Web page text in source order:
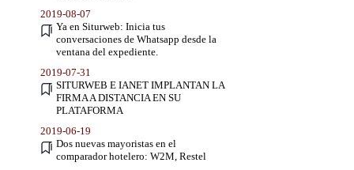
2019-08-07
Ya en Siturweb: Inicia tus
conversaciones de Whatsapp desde la
ventana del expediente.
2019-07-31
SITURWEB E IANET IMPLANTAN LA
FIRMA A DISTANCIA EN SU
PLATAFORMA
2019-06-19
Dos nuevas mayoristas en el
comparador hotelero: W2M, Restel